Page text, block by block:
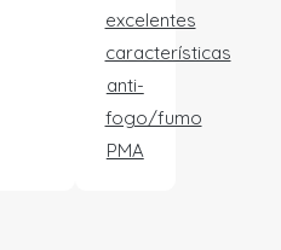
excelentes
características
anti-
fogo/fumo
PMA